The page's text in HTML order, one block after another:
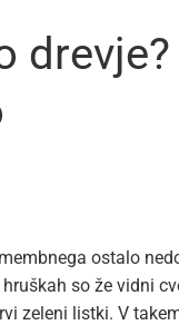
ostalo
so že vidni
zeleni listki. V